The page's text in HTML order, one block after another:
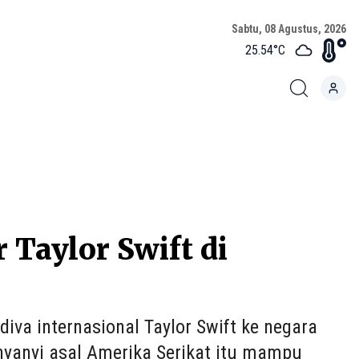
Sabtu, 08 Agustus, 2026
25.54°C
Taylor Swift di
internasional Taylor Swift ke negara
asal Amerika Serikat itu mampu